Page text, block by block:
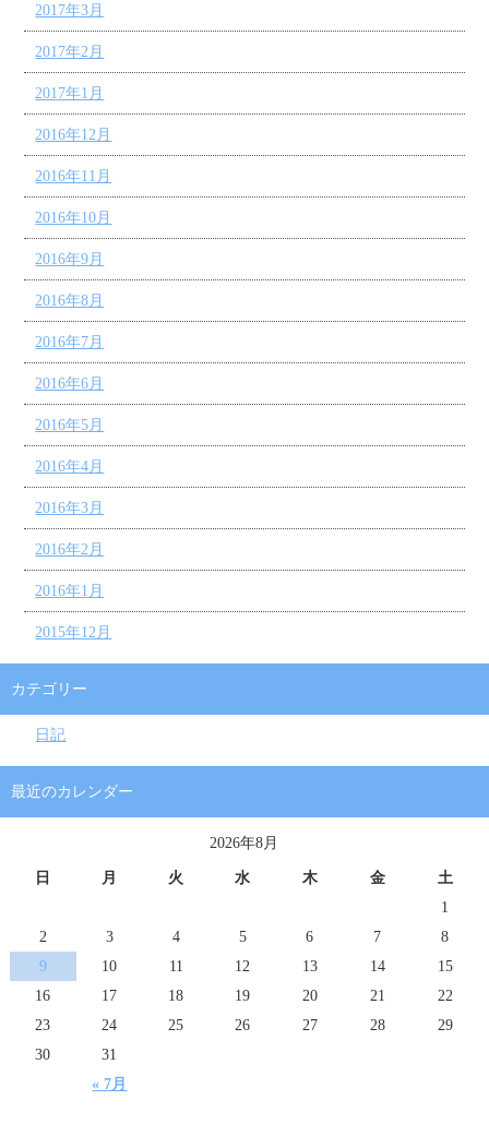
2017年3月
2017年2月
2017年1月
2016年12月
2016年11月
2016年10月
2016年9月
2016年8月
2016年7月
2016年6月
2016年5月
2016年4月
2016年3月
2016年2月
2016年1月
2015年12月
カテゴリー
日記
最近のカレンダー
2026年8月
日 月 火 水 木 金 土
« 7月
1
2
3 4 5 6 7
8
9
10 11 12 13 14
15
16
17 18 19 20 21
22
23
24 25 26 27 28
29
30
31